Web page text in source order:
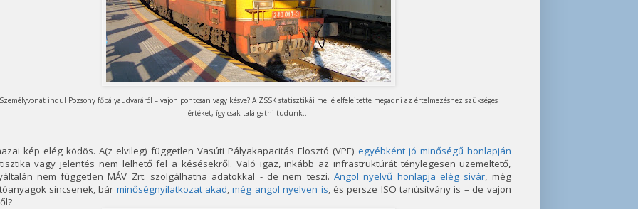
Személyvonat indul Pozsony főpályaudvaráról – vajon pontosan vagy késve? A ZSSK statisztikái mellé elfelejtette megadni az értelmezéshez szükséges
értéket, így csak találgatni tudunk...
kép elég ködös. A(z elvileg) független Vasúti Pályakapacitás Elosztó (VPE) egyébként jó minőségű honlapján
vagy jelentés nem lelhető fel a késésekről. Való igaz, inkább az infrastruktúrát ténylegesen üzemeltető,
nem független MÁV Zrt. szolgálhatna adatokkal - de nem teszi. Angol nyelvű honlapja elég sivár , még
sincsenek, bár minőségnyilatkozat akad ,még angol nyelven is , és persze ISO tanúsítvány is – de vajon